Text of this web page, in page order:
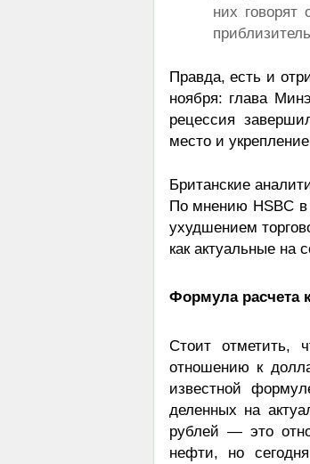
них говорят
Правда, есть и
ноября: глава
рецессия
место и
Британские
По мнению HSBC в
ухудшением
как актуальные на
Формула расчета
Стоит отметить,
отношению к
известной
деленных на
рублей — это
нефти, но